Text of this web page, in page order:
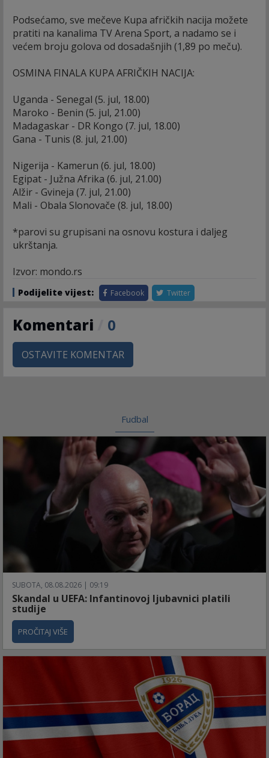
Podsećamo, sve mečeve Kupa afričkih nacija možete
pratiti na kanalima TV Arena Sport, a nadamo se i
većem broju golova od dosadašnjih (1,89 po meču).
OSMINA FINALA KUPA AFRIČKIH NACIJA:
Uganda - Senegal (5. jul, 18.00)
Maroko - Benin (5. jul, 21.00)
Madagaskar - DR Kongo (7. jul, 18.00)
Gana - Tunis (8. jul, 21.00)
Nigerija - Kamerun (6. jul, 18.00)
Egipat - Južna Afrika (6. jul, 21.00)
Alžir - Gvineja (7. jul, 21.00)
Mali - Obala Slonovače (8. jul, 18.00)
*parovi su grupisani na osnovu kostura i daljeg
ukrštanja.
Izvor: mondo.rs
Podijelite vijest: Facebook Twitter
Komentari 0
OSTAVITE KOMENTAR
Fudbal
SUBOTA, 08.08.2026 | 09:19
Skandal u UEFA: Infantinovoj ljubavnici platili
studije
PROČITAJ VIŠE